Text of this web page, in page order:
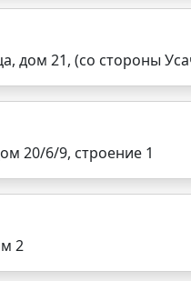
дом 21, (со стороны
20/6/9, строение 1
2